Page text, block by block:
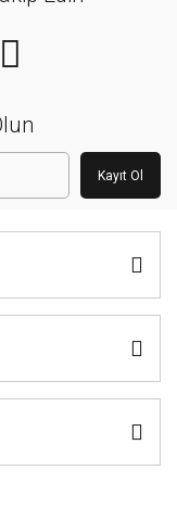
Kayıt Ol